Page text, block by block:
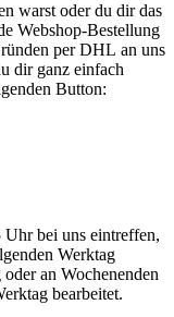
warst oder du dir das
Webshop-Bestellung
per DHL an uns
dir ganz einfach
Button:
bei uns eintreffen,
Werktag
an Wochenenden
bearbeitet.